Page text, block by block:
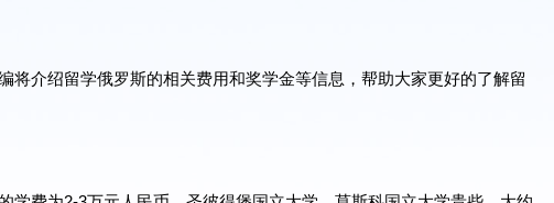
将介绍留学俄罗斯的相关费用和奖学金等信息，帮助大家更好的了解留